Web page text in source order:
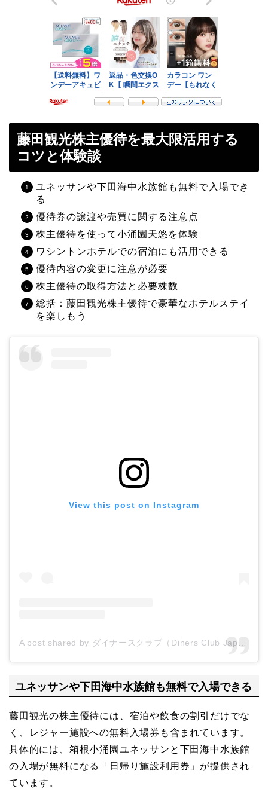
藤田観光株主優待を最大限活用する
コツと体験談
ユネッサンや下田海中水族館も無料で入場でき
る
優待券の譲渡や売買に関する注意点
株主優待を使って小涌園天悠を体験
ワシントンホテルでの宿泊にも活用できる
優待内容の変更に注意が必要
株主優待の取得方法と必要株数
総括：藤田観光株主優待で豪華なホテルステイ
を楽しもう
View this post on Instagram
A post shared by ダイナースクラブ（Diners Club Japan） (@dinersclubjp)
ユネッサンや下田海中水族館も無料で入場できる
藤田観光の株主優待には、宿泊や飲食の割引だけでな
く、レジャー施設への無料入場券も含まれています。
具体的には、箱根小涌園ユネッサンと下田海中水族館
の入場が無料になる「日帰り施設利用券」が提供され
ています。